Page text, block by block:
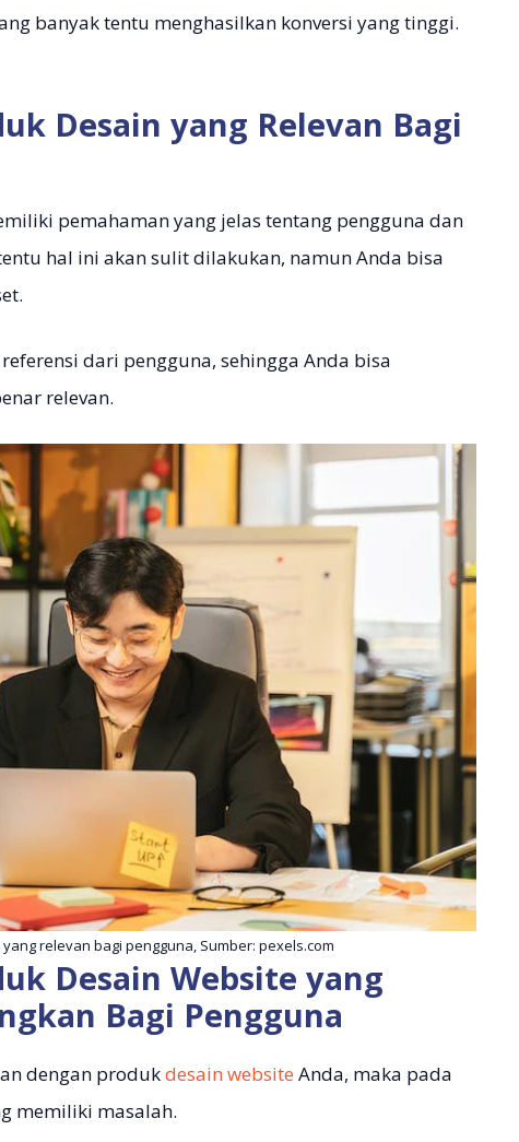
banyak tentu menghasilkan konversi yang tinggi.
Desain yang Relevan Bagi
pemahaman yang jelas tentang pengguna dan
hal ini akan sulit dilakukan, namun Anda bisa
dari pengguna, sehingga Anda bisa
relevan.
relevan bagi pengguna, Sumber: pexels.com
Desain Website yang
Bagi Pengguna
dengan produkdesain website Anda, maka pada
memiliki masalah.